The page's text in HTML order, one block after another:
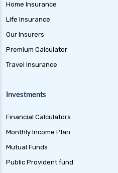
Home Insurance
Life Insurance
Our Insurers
Premium Calculator
Travel Insurance
Investments
Financial Calculators
Monthly Income Plan
Mutual Funds
Public Provident fund